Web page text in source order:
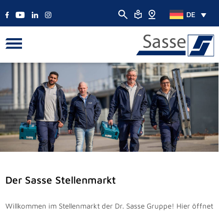
DE
Der Sasse Stellenmarkt
Willkommen im Stellenmarkt der Dr. Sasse Gruppe! Hier öffnet